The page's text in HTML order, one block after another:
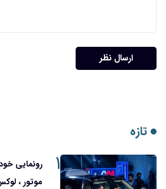
ارسال نظر
تازه
۱
موتور ،